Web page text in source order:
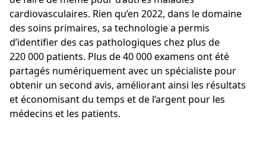
cardiovasculaires. Rien qu’en 2022, dans le domaine
des soins primaires, sa technologie a permis
d’identifier des cas pathologiques chez plus de
220 000 patients. Plus de 40 000 examens ont été
partagés numériquement avec un spécialiste pour
obtenir un second avis, améliorant ainsi les résultats
et économisant du temps et de l’argent pour les
médecins et les patients.